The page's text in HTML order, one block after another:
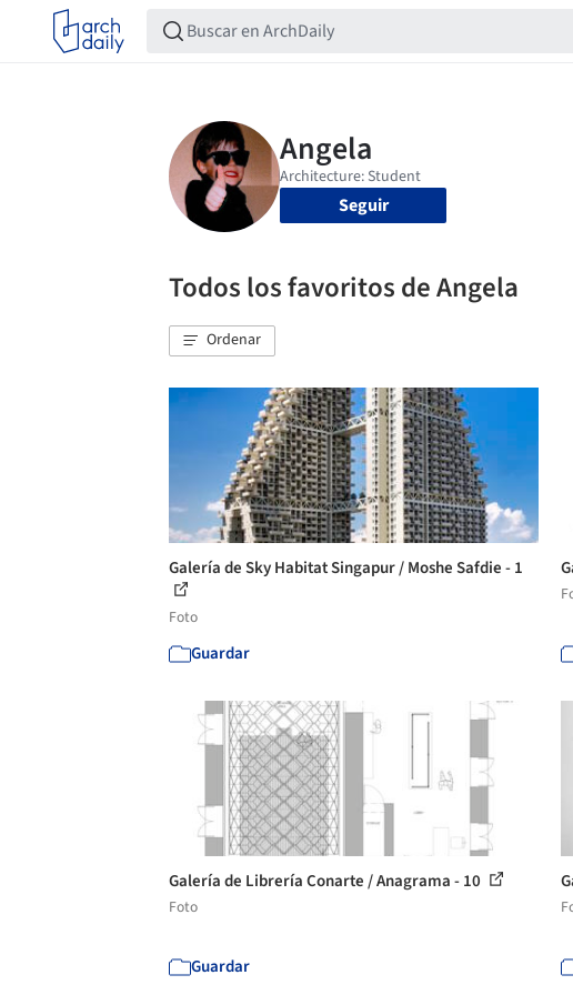
Seguir
Todos los favoritos de Angela
Ordenar
Galería de Sky Habitat Singapur / Moshe Safdie - 1
Foto
Guardar
Galería de Librería Conarte / Anagrama - 10
Foto
Guardar